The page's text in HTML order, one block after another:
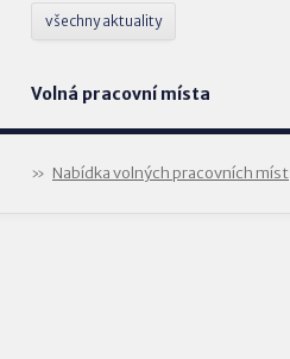
všechny aktuality
Volná pracovní místa
Nabídka volných pracovních míst